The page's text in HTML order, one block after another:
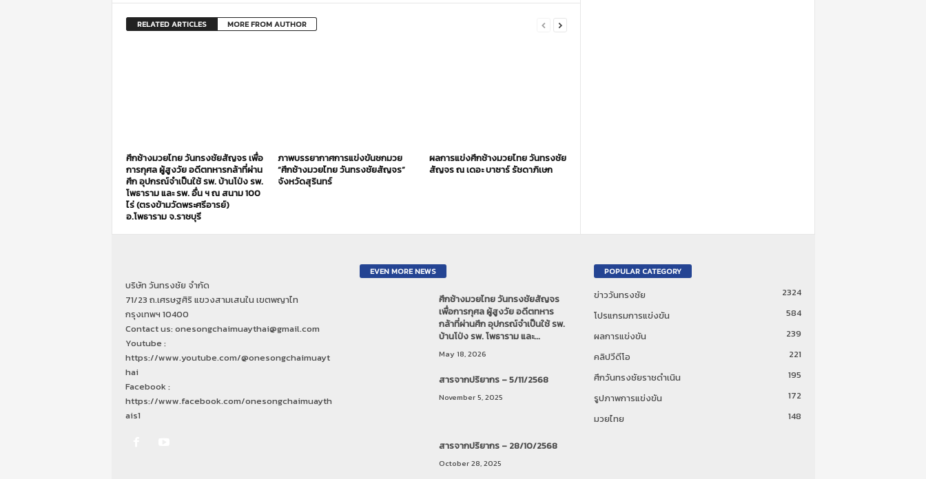
RELATED ARTICLES MORE FROM AUTHOR
ศึกช้างมวยไทย วันทรงชัยสัญจร เพื่อ
การกุศล ผู้สูงวัย อดีตทหารกล้าที่ผ่าน
ศึก อุปกรณ์จำเป็นใช้ รพ. บ้านโป่ง รพ.
โพธาราม และ รพ. อื่น ฯ ณ สนาม 100
ไร่ (ตรงข้ามวัดพระศรีอารย์)
อ.โพธาราม จ.ราชบุรี
ภาพบรรยากาศการแข่งขันชกมวย
“ศึกช้างมวยไทย วันทรงชัยสัญจร”
จังหวัดสุรินทร์
ผลการแข่งศึกช้างมวยไทย วันทรงชัย
สัญจร ณ เดอะ บาซาร์ รัชดาภิเษก
บริษัท วันทรงชัย จำกัด
71/23 ถ.เศรษฐศิริ แขวงสามเสนใน เขตพญาไท
กรุงเทพฯ 10400
Contact us: onesongchaimuaythai@gmail.com
Youtube :
https://www.youtube.com/@onesongchaimuayt
hai
Facebook :
https://www.facebook.com/onesongchaimuayth
ais1
EVEN MORE NEWS
ศึกช้างมวยไทย วันทรงชัยสัญจร
เพื่อการกุศล ผู้สูงวัย อดีตทหาร
กล้าที่ผ่านศึก อุปกรณ์จำเป็นใช้ รพ.
บ้านโป่ง รพ. โพธาราม และ...
May 18, 2026
สารจากปริยากร – 5/11/2568
November 5, 2025
สารจากปริยากร – 28/10/2568
October 28, 2025
POPULAR CATEGORY
ข่าววันทรงชัย
2324
โปรแกรมการแข่งขัน
584
ผลการแข่งขัน
239
คลิปวีดีโอ
221
ศึกวันทรงชัยราชดำเนิน
195
รูปภาพการแข่งขัน
172
มวยไทย
148